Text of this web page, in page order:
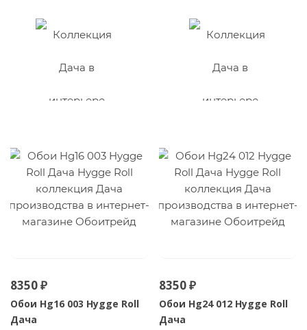
8350 ₽
Обои Hg16 003 Hygge Roll
Дача
8350 ₽
Обои Hg24 012 Hygge Roll
Дача